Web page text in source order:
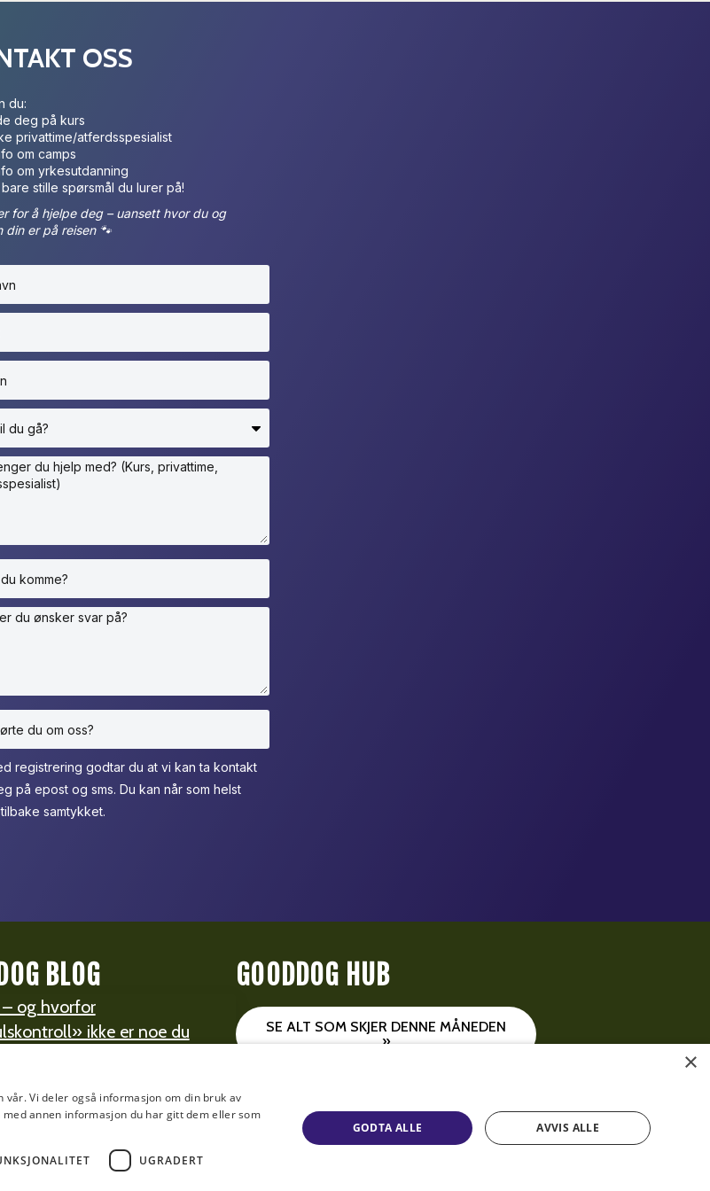
OSS
du:
deg på kurs
privattime/atferdsspesialist
om camps
om yrkesutdanning
bare stille spørsmål du lurer på!
for å hjelpe deg – uansett hvor du og
din er på reisen 🐾
registrering godtar du at vi kan ta kontakt
på epost og sms. Du kan når som helst
samtykket.
BLOG
– og hvorfor
ikke er noe du
er Sjefen!
GOODDOG HUB
SE ALT SOM SKJER DENNE MÅNEDEN
»
GOODDOG.NO - ALL RIGHTS RESERVED
×
Vi deler også informasjon om din bruk av
annen informasjon du har gitt dem eller som
UGRADERT
GODTA ALLE AVVIS ALLE